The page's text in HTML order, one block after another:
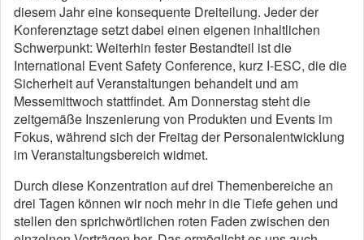
diesem Jahr eine konsequente Dreiteilung. Jeder der
Konferenztage setzt dabei einen eigenen inhaltlichen
Schwerpunkt: Weiterhin fester Bestandteil ist die
International Event Safety Conference, kurz I-ESC, die die
Sicherheit auf Veranstaltungen behandelt und am
Messemittwoch stattfindet. Am Donnerstag steht die
zeitgemäße Inszenierung von Produkten und Events im
Fokus, während sich der Freitag der Personalentwicklung
im Veranstaltungsbereich widmet.
Durch diese Konzentration auf drei Themenbereiche an
drei Tagen können wir noch mehr in die Tiefe gehen und
stellen den sprichwörtlichen roten Faden zwischen den